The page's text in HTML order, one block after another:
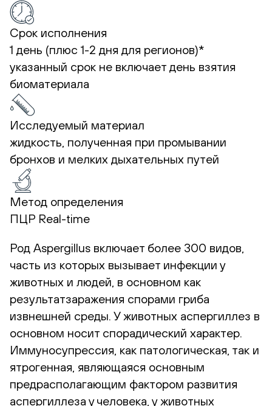
Срок исполнения
1 день (плюс 1-2 дня для регионов)*
указанный срок не включает день взятия
биоматериала
Исследуемый материал
жидкость, полученная при промывании
бронхов и мелких дыхательных путей
Метод определения
ПЦР Real-time
Род Aspergillus включает более 300 видов,
часть из которых вызывает инфекции у
животных и людей, в основном как
результатзаражения спорами гриба
извнешней среды. У животных аспергиллез в
основном носит спорадический характер.
Иммуносупрессия, как патологическая, так и
ятрогенная, являющаяся основным
предрасполагающим фактором развития
аспергиллеза у человека, у животных